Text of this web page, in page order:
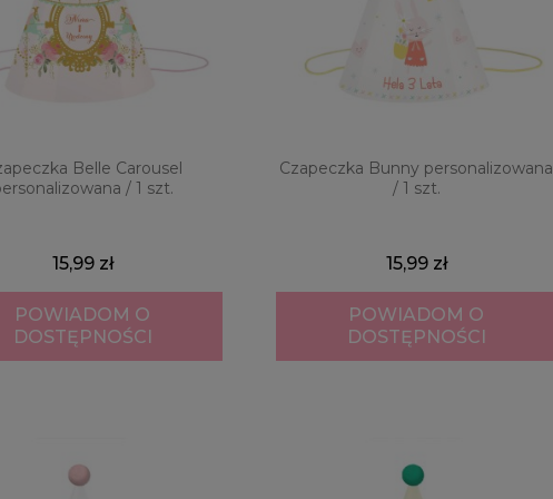
Belle Carousel
/ 1 szt.
15,99 zł
POWIADOM O
DOSTĘPNOŚCI
Czapeczka Bunny personalizowana
/ 1 szt.
15,99 zł
POWIADOM O
DOSTĘPNOŚCI